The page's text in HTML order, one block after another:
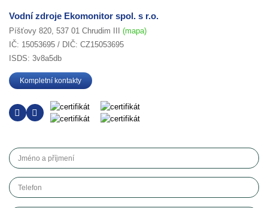
Vodní zdroje Ekomonitor spol. s r.o.
Píšťovy 820, 537 01 Chrudim III (mapa)
IČ: 15053695 / DIČ: CZ15053695
ISDS: 3v8a5db
Kompletní kontakty
Jméno a příjmení
Telefon